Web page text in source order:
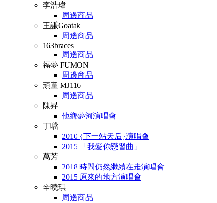
李浩瑋
周邊商品
王謙Goatak
周邊商品
163braces
周邊商品
福夢 FUMON
周邊商品
頑童 MJ116
周邊商品
陳昇
他鄉夢河演唱會
丁噹
2010 {下一站天后}演唱會
2015 「我愛你戀習曲」
萬芳
2018 時間仍然繼續在走演唱會
2015 原來的地方演唱會
辛曉琪
周邊商品